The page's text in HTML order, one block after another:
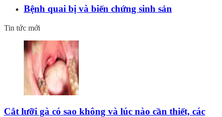
Bệnh quai bị và biến chứng sinh sản
Tin tức mới
Cắt lưỡi gà có sao không và lúc nào cần thiết, các